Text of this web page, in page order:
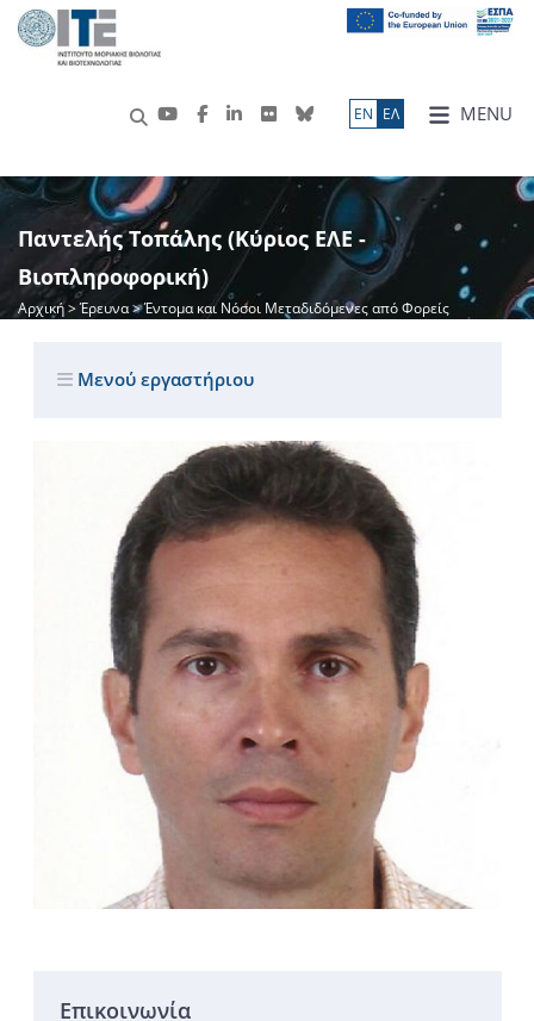
MENU
ΕN ΕΛ
Παντελής Τοπάλης (Κύριος ΕΛΕ -
Βιοπληροφορική)
Αρχική>Έρευνα> Έντομα και Νόσοι Μεταδιδόμενες από Φορείς
Μενού εργαστήριου
Επικοινωνία